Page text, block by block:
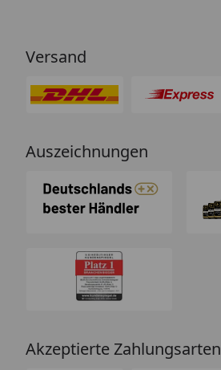
Versand
Auszeichnungen
Akzeptierte Zahlungsarten